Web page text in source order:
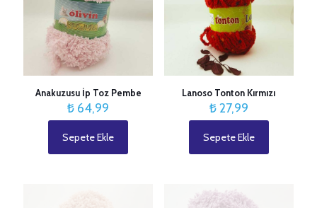
Anakuzusu İp Toz Pembe
₺ 64,99
Sepete Ekle
Lanoso Tonton Kırmızı
₺27,99
Sepete Ekle